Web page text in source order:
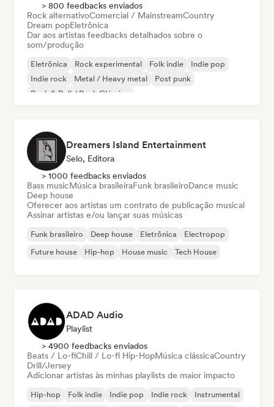
> 800 feedbacks enviados
Rock alternativoComercial / MainstreamCountry
Dream popEletrônica
Dar aos artistas feedbacks detalhados sobre o
som/produção
Eletrônica Rock experimental Folk indie
Indie pop
Indie rock
Metal / Heavy metal
Post punk
Rock & Roll / Rock Clássico
Dreamers Island Entertainment
Selo, Editora
> 1000 feedbacks enviados
Bass musicMúsica brasileiraFunk brasileiroDance music
Deep house
Oferecer aos artistas um contrato de publicação musical
Assinar artistas e/ou lançar suas músicas
Funk brasileiro Deep house Eletrônica
Electropop
Future house
Hip-hop House music Tech House
ADAD Audio
Playlist
> 4900 feedbacks enviados
Beats / Lo-fiChill / Lo-fi Hip-HopMúsica clássicaCountry
Drill/Jersey
Adicionar artistas às minhas playlists de maior impacto
Hip-hop Folk indie Indie pop Indie rock
Instrumental